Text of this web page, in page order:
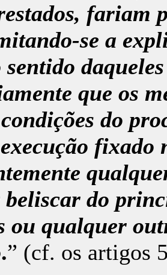
fariam
se a
que os
do
fixado
do
ou qualquer
.” (cf. os artigos